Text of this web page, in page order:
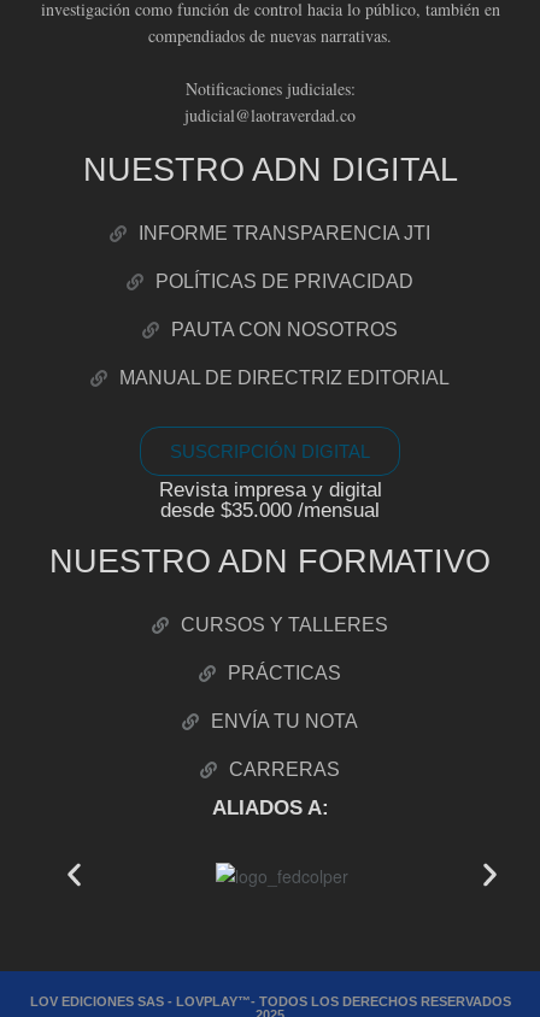
investigación como función de control hacia lo público, también en
compendiados de nuevas narrativas.
Notificaciones judiciales:
judicial@laotraverdad.co
NUESTRO ADN DIGITAL
INFORME TRANSPARENCIA JTI
POLÍTICAS DE PRIVACIDAD
PAUTA CON NOSOTROS
MANUAL DE DIRECTRIZ EDITORIAL
SUSCRIPCIÓN DIGITAL
Revista impresa y digital
desde $35.000 /mensual
NUESTRO ADN FORMATIVO
CURSOS Y TALLERES
PRÁCTICAS
ENVÍA TU NOTA
CARRERAS
ALIADOS A:
LOV EDICIONES SAS - LOVPLAY™- TODOS LOS DERECHOS RESERVADOS